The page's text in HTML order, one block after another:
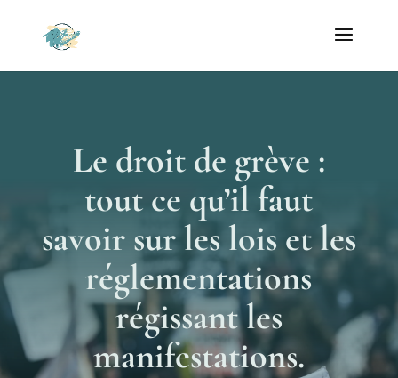
Le droit de grève :
tout ce qu’il faut
savoir sur les lois et les
réglementations
régissant les
manifestations.